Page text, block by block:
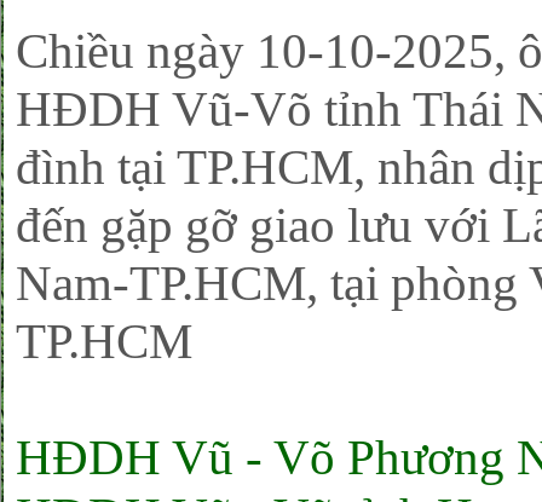
Chiều ngày 10-10-2025,
HĐDH Vũ-Võ tỉnh Thái
đình tại TP.HCM, nhân
đến gặp gỡ giao lưu với
Nam-TP.HCM, tại phòng
TP.HCM
HĐDH Vũ - Võ Phương